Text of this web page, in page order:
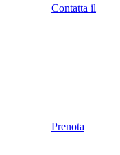
Contatta il
Prenota